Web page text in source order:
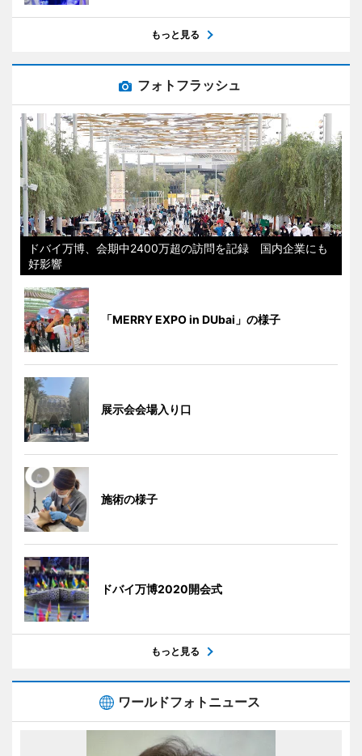
もっと見る
フォトフラッシュ
ドバイ万博、会期中2400万超の訪問を記録 国内企業にも
好影響
「MERRY EXPO in DUbai」の様子
展示会会場入り口
施術の様子
ドバイ万博2020開会式
もっと見る
ワールドフォトニュース